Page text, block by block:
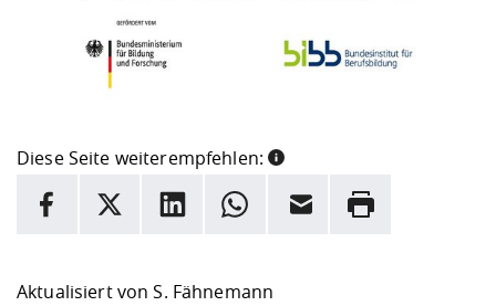
Diese Seite weiterempfehlen:
INFORMATION
Facebook
X LinkedInWhatsappE-Mail Drucken
Aktualisiert vonS. Fähnemann